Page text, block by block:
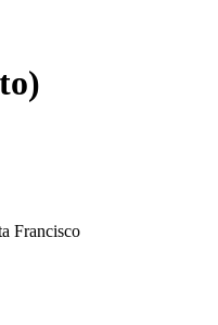
Francisco